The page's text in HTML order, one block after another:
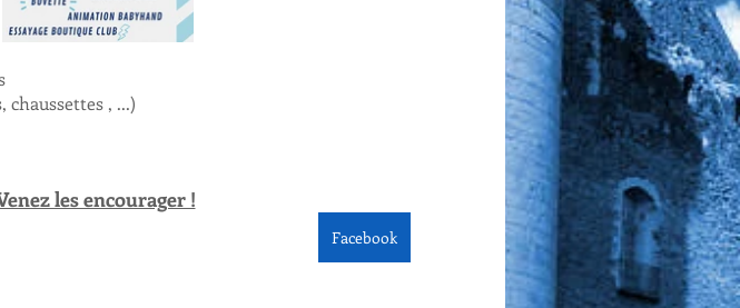
, ...)
les encourager !
Facebook